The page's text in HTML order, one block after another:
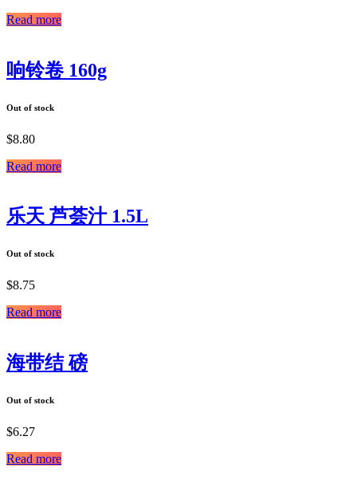
Read more
响铃卷 160g
Out of stock
$8.80
Read more
乐天 芦荟汁 1.5L
Out of stock
$8.75
Read more
海带结 磅
Out of stock
$6.27
Read more